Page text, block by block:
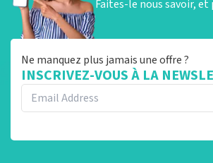
Faites-le nous savoir,
Ne manquez plus jamais une offre ?
INSCRIVEZ-VOUS À LA